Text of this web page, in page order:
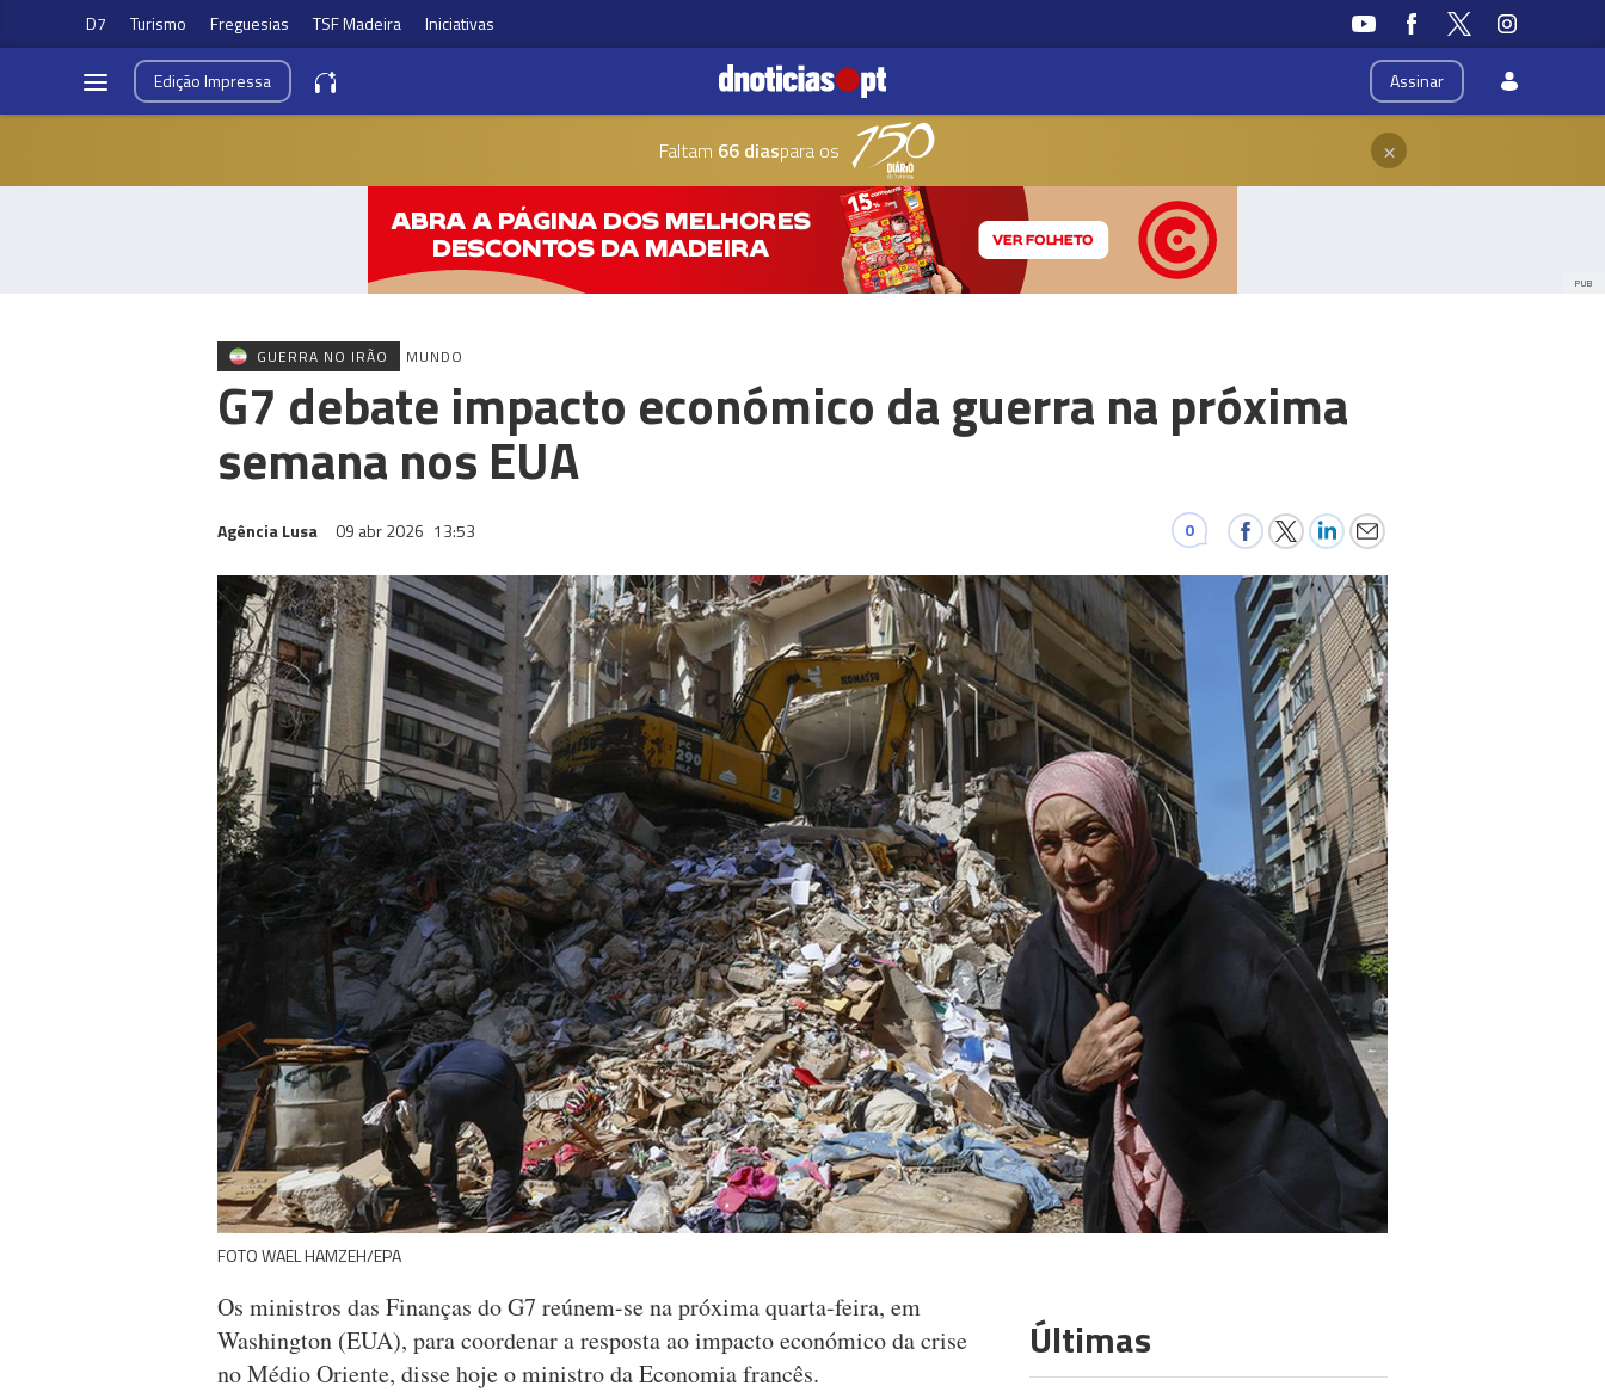
D7 Turismo Freguesias TSF Madeira Iniciativas
Assinar
EdiçãoImpressa
Faltam 66 diaspara os ×
PUB
GUERRA NO IRÃO MUNDO
G7 debate impacto económico da guerra na próxima
semana nos EUA
Agência Lusa 09 abr 2026 13:53 0
FOTO WAEL HAMZEH/EPA
Os ministros das Finanças do G7 reúnem-se na próxima quarta-feira, em
Washington (EUA), para coordenar a resposta ao impacto económico da crise
no Médio Oriente, disse hoje o ministro da Economia francês.
Últimas